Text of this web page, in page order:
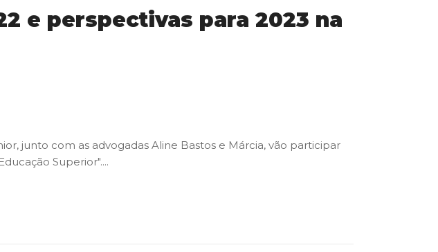
e perspectivas para 2023 na
junto com as advogadas Aline Bastos e Márcia, vão participar
Superior"....